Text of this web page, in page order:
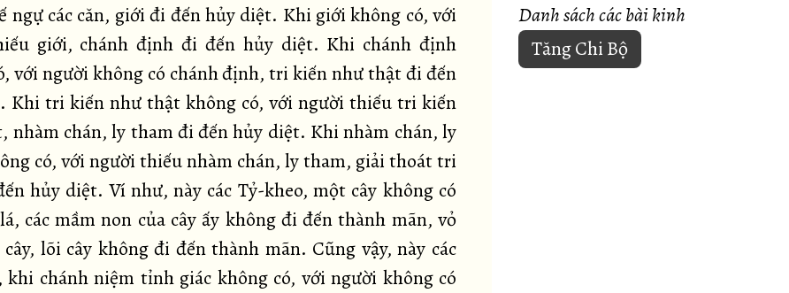
ngự các căn, giới đi đến hủy diệt. Khi giới không có, với
giới, chánh định đi đến hủy diệt. Khi chánh định
với người không có chánh định, tri kiến như thật đi đến
Khi tri kiến như thật không có, với người thiếu tri kiến
nhàm chán, ly tham đi đến hủy diệt. Khi nhàm chán, ly
có, với người thiếu nhàm chán, ly tham, giải thoát tri
hủy diệt. Ví như, này các Tỷ-kheo, một cây không có
các mầm non của cây ấy không đi đến thành mãn, vỏ
cây, lõi cây không đi đến thành mãn. Cũng vậy, này các
khi chánh niệm tỉnh giác không có, với người không có
Danh sách các bài kinh
Tăng Chi Bộ